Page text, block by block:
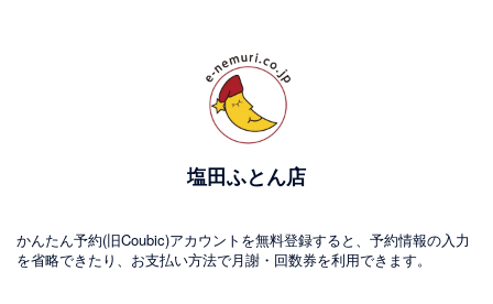
塩田ふとん店
かんたん予約(旧Coubic)アカウントを無料登録すると、予約情報の入力
を省略できたり、お支払い方法で月謝・回数券を利用できます。